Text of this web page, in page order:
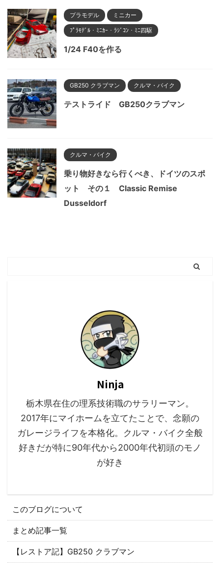
プラモデル ミニカー
ﾌﾟﾗﾓﾃﾞﾙ・ﾐﾆｶｰ・ﾗｼﾞｺﾝ・ﾐﾆ四駆
1/24 F40を作る
GB250 クラブマン クルマ・バイク
テストライド GB250クラブマン
クルマ・バイク
乗り物好きなら行くべき、ドイツのスポ
ット その１ Classic Remise
Dusseldorf
Ninja
栃木県在住の理系技術職のサラリーマン。
2017年にマイホームを立てたことで、念願の
ガレージライフを本格化。クルマ・バイク全般
好きだが特に90年代から2000年代初頭のモノ
が好き
このブログについて
まとめ記事一覧
【レストア記】GB250 クラブマン